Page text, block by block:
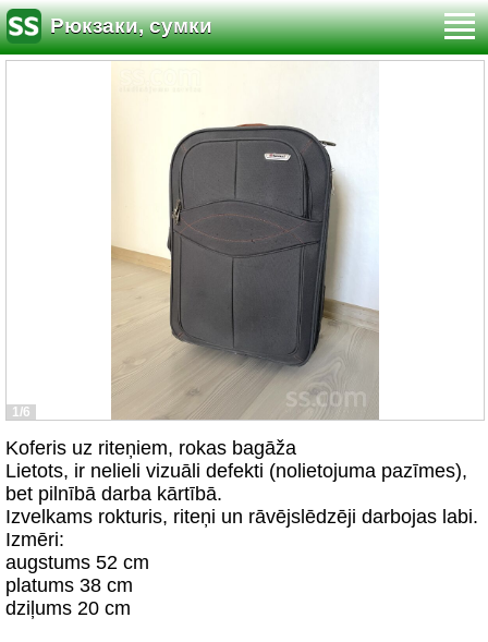
Рюкзаки, сумки
1/6
Koferis uz riteņiem, rokas bagāža
Lietots, ir nelieli vizuāli defekti (nolietojuma pazīmes),
bet pilnībā darba kārtībā.
Izvelkams rokturis, riteņi un rāvējslēdzēji darbojas labi.
Izmēri:
augstums 52 cm
platums 38 cm
dziļums 20 cm